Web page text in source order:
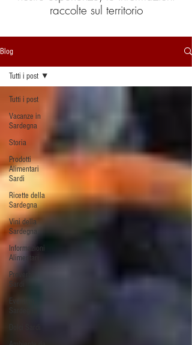
raccolte sul territorio
Blog
Tutti i post
Vacanze in
Sardegna
Storia
Prodotti
Alimentari
Sardi
Ricette della
Sardegna
Vini della
Sardegna
Informazioni
Alimentari
Proverbi
Sardi
Eventi in
Sardegna
Tutti i post